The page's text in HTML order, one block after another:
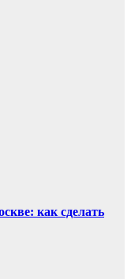
как сделать